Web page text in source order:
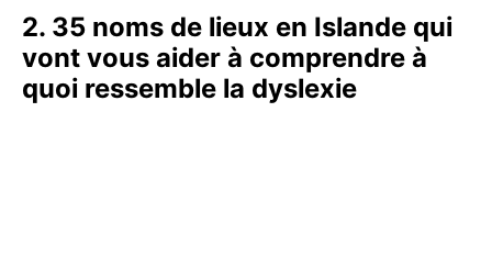
2. 35 noms de lieux en Islande qui
vont vous aider à comprendre à
quoi ressemble la dyslexie